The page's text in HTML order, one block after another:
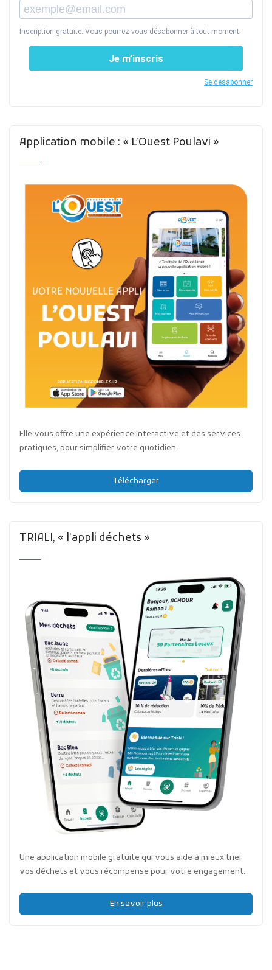
Inscription gratuite. Vous pourrez vous désabonner à tout moment.
Je m’inscris
Se désabonner
Application mobile : « L’Ouest Poulavi »
Elle vous offre une expérience interactive et des services
pratiques, pour simplifier votre quotidien.
Télécharger
TRIALI, « l’appli déchets »
Une application mobile gratuite qui vous aide à mieux trier
vos déchets et vous récompense pour votre engagement.
En savoir plus